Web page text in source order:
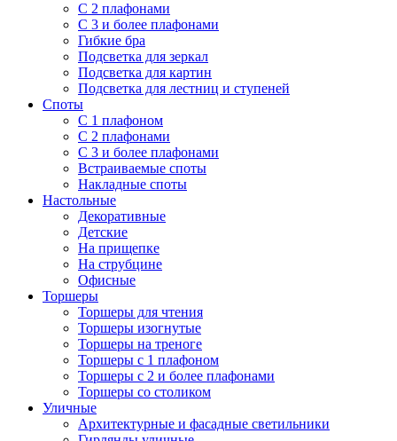
С 2 плафонами
С 3 и более плафонами
Гибкие бра
Подсветка для зеркал
Подсветка для картин
Подсветка для лестниц и ступеней
Споты
С 1 плафоном
С 2 плафонами
С 3 и более плафонами
Встраиваемые споты
Накладные споты
Настольные
Декоративные
Детские
На прищепке
На струбцине
Офисные
Торшеры
Торшеры для чтения
Торшеры изогнутые
Торшеры на треноге
Торшеры с 1 плафоном
Торшеры с 2 и более плафонами
Торшеры со столиком
Уличные
Архитектурные и фасадные светильники